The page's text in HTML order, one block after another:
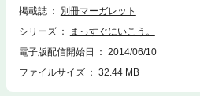
掲載誌
別冊マーガレット
シリーズ
まっすぐにいこう。
電子版配信開始日
2014/06/10
ファイルサイズ
32.44 MB